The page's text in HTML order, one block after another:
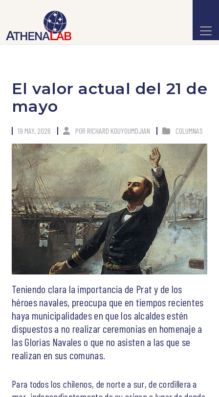
El valor actual del 21 de
mayo
19 MAY, 2026 POR RICHARD KOUYOUMDJIAN COLUMNAS
Teniendo clara la importancia de Prat y de los
héroes navales, preocupa que en tiempos recientes
haya municipalidades en que los alcaldes estén
dispuestos a no realizar ceremonias en homenaje a
las Glorias Navales o que no asisten a las que se
realizan en sus comunas.
Para todos los chilenos, de norte a sur, de cordillera a